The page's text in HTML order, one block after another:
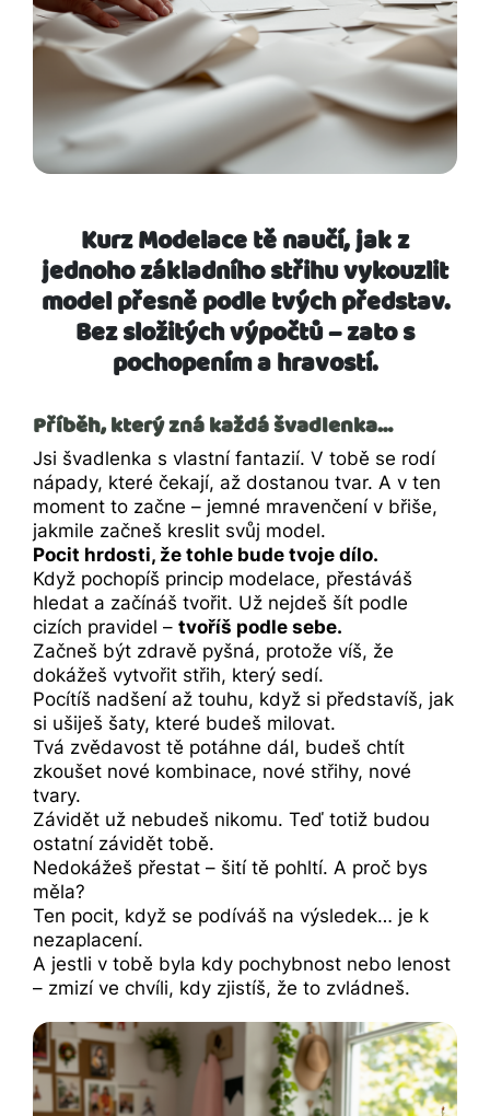
Kurz Modelace tě naučí, jak z
jednoho základního střihu vykouzlit
model přesně podle tvých představ.
Bez složitých výpočtů – zato s
pochopením a hravostí.
Příběh, který zná každá švadlenka…
Jsi švadlenka s vlastní fantazií. V tobě se rodí
nápady, které čekají, až dostanou tvar. A v ten
moment to začne – jemné mravenčení v břiše,
jakmile začneš kreslit svůj model.
Pocit hrdosti, že tohle bude tvoje dílo.
Když pochopíš princip modelace, přestáváš
hledat a začínáš tvořit. Už nejdeš šít podle
cizích pravidel – tvoříš podle sebe.
Začneš být zdravě pyšná, protože víš, že
dokážeš vytvořit střih, který sedí.
Pocítíš nadšení až touhu, když si představíš, jak
si ušiješ šaty, které budeš milovat.
Tvá zvědavost tě potáhne dál, budeš chtít
zkoušet nové kombinace, nové střihy, nové
tvary.
Závidět už nebudeš nikomu. Teď totiž budou
ostatní závidět tobě.
Nedokážeš přestat – šití tě pohltí. A proč bys
měla?
Ten pocit, když se podíváš na výsledek… je k
nezaplacení.
A jestli v tobě byla kdy pochybnost nebo lenost
– zmizí ve chvíli, kdy zjistíš, že to zvládneš.